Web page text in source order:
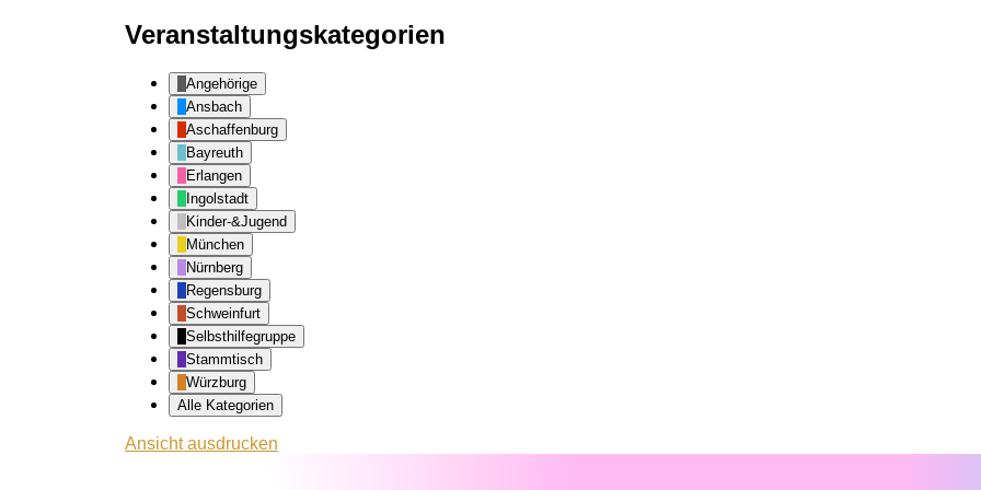
Veranstaltungskategorien
Angehörige
Ansbach
Aschaffenburg
Bayreuth
Erlangen
Ingolstadt
Kinder-&Jugend
München
Nürnberg
Regensburg
Schweinfurt
Selbsthilfegruppe
Stammtisch
Würzburg
Alle Kategorien
Ansichtausdrucken